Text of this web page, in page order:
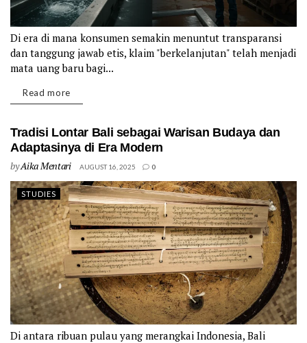
Di era di mana konsumen semakin menuntut transparansi
dan tanggung jawab etis, klaim "berkelanjutan" telah menjadi
mata uang baru bagi...
Read moreDetails
Tradisi Lontar Bali sebagai Warisan Budaya dan
Adaptasinya di Era Modern
byAika Mentari AUGUST 16, 2025 0
STUDIES
Di antara ribuan pulau yang merangkai Indonesia, Bali